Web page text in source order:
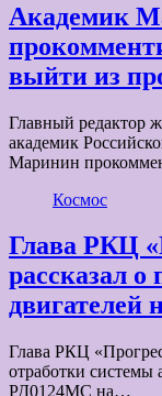
Академик
выйти из
Главный редактор
академик
Маринин
Космос
Глава РКЦ
рассказал
двигателей
Глава РКЦ
отработки
РД0124МС на…